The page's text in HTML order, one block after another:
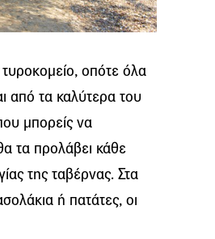
οπότε όλα
από τα καλύτερα του
μπορείς να
τα προλάβει κάθε
της ταβέρνας. Στα
ή πατάτες, οι